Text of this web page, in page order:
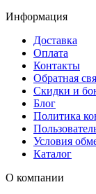
Информация
Доставка
Оплата
Контакты
Обратная
Скидки и
Блог
Политика
Условия
Каталог
О компании